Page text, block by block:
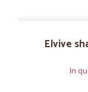
Elvive
In